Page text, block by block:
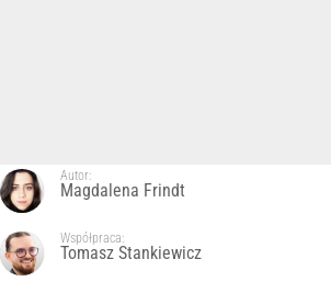
Autor:
Magdalena Frindt
Współpraca:
Tomasz Stankiewicz